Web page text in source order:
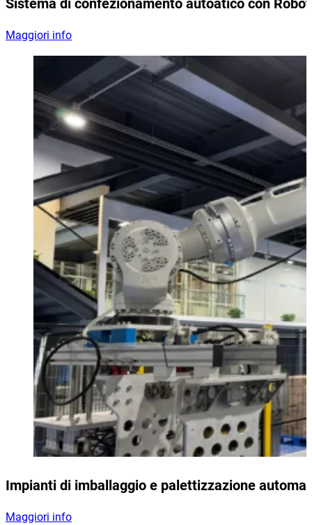
Sistema di confezionamento autoatico con
Maggiori info
Impianti di imballaggio e palettizzazione
Maggiori info